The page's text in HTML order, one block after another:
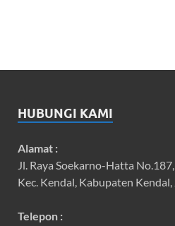
HUBUNGI KAMI
Alamat :
Jl. Raya Soekarno-Hatta
Kec. Kendal, Kabupaten Kendal,
Telepon :